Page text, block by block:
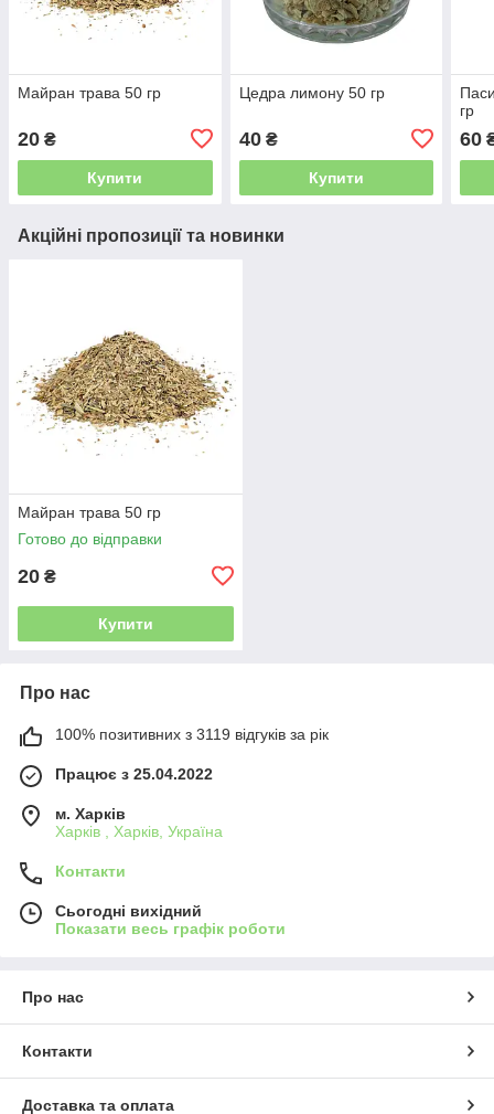
Майран трава 50 гр
20 ₴
Купити
Цедра лимону 50 гр
40₴
Купити
гр
60
Акційні пропозиції та новинки
Майран трава 50 гр
Готово до відправки
20 ₴
Купити
Про нас
100% позитивних з 3119 відгуків за рік
Працює з 25.04.2022
м. Харків
Харків , Харків, Україна
Контакти
Сьогодні вихідний
Показати весь графік роботи
Про нас
Контакти
Доставка та оплата